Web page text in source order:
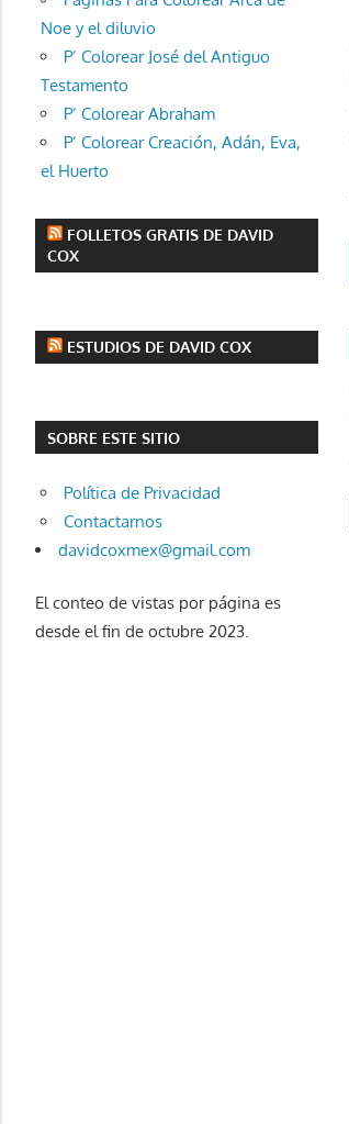
Noe y el diluvio
P’ Colorear José del Antiguo
Testamento
P’ Colorear Abraham
P’ Colorear Creación, Adán, Eva,
el Huerto
FOLLETOS GRATIS DE DAVID
COX
ESTUDIOS DE DAVID COX
SOBRE ESTE SITIO
Política de Privacidad
Contactarnos
davidcoxmex@gmail.com
El conteo de vistas por página es
desde el fin de octubre 2023.